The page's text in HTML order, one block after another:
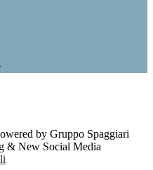
by Gruppo Spaggiari
& New Social Media